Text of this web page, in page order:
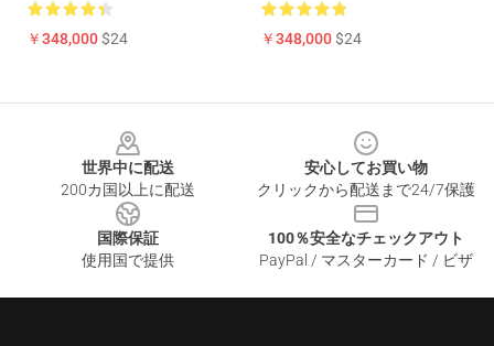
￥348,000$24 ￥348,000$24
世界中に配送
200カ国以上に配送
安心してお買い物
クリックから配送まで24/7保護
国際保証
使用国で提供
100％安全なチェックアウト
PayPal / マスターカード / ビザ